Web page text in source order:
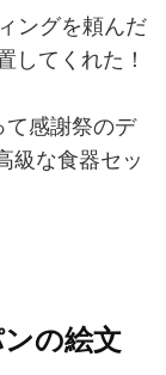
ングを頼んだ
してくれた！
感謝祭のデ
級な食器セッ
の絵文